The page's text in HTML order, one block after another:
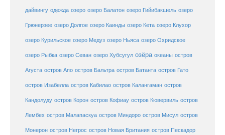
дайвингу одежда озеро озеро Балатон озеро Гийибакшель озеро
Грюнерзее озеро Долгое озеро Каинды озеро Кета озеро Клухор
озеро Курильское озеро Медуз озеро Ньяса озеро Охридское
озеро Рыбка озеро Севан озеро Хубсугул озёра океаны остров
Агуста остров Апо остров Бальтра остров Батанта остров Гато
остров Изабелла остров Кабилао остров Калангаман остров
Кандолуду остров Корон остров Кофиау остров Кювервиль остров
Лембех остров Малапаскуа остров Миндоро остров Мисул остров
Монерон остров Негрос остров Новая Британия остров Пескадор